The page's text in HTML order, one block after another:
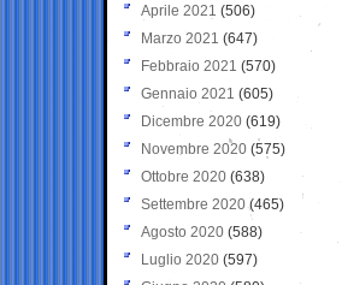
Aprile 2021 (506)
Marzo 2021 (647)
Febbraio 2021 (570)
Gennaio 2021 (605)
Dicembre 2020 (619)
Novembre 2020 (575)
Ottobre 2020 (638)
Settembre 2020(465)
Agosto 2020 (588)
Luglio 2020 (597)